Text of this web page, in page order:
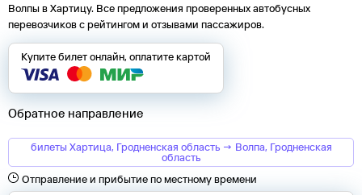
ВолпывХартицу. Все предложения проверенных автобусных
перевозчиков с рейтингом и отзывами пассажиров.
Купите билет онлайн, оплатите картой
Обратное направление
билеты Хартица, Гродненская область → Волпа, Гродненская
область
Отправление и прибытие по местному времени